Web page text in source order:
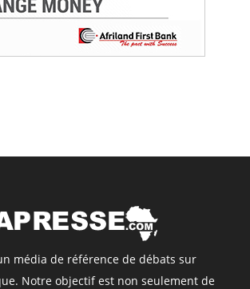
média de référence de débats sur
Notre objectif est non seulement de